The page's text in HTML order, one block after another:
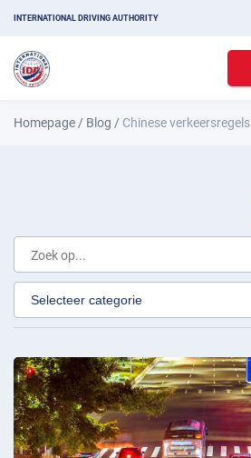
INTERNATIONAL DRIVING AUTHORITY
Homepage / Blog / Chinese verkeersregels